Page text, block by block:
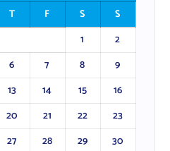
T F S
S
1
2
6 7 8
9
13 14 15
16
20 21 22
23
27 28 29
30